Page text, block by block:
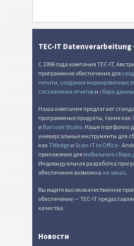
TEC-IT Datenverarbeitung
С 1996 года компания TEC-IT,
программное обеспечение для
печати создания маркировочных
составления отчетов и сбора
Наша компания предлагает
программные продукты, такие как
и Barcode Studio. Наше портфолио
универсальные инструменты для
какTWedge и Scan-IT to Office-
приложение для мобильного сбора
Индивидуальная разработка
обеспечения возможна на заказ.
Вы ищите высококачественное
обеспечение — TEC-IT
качества.
Новости